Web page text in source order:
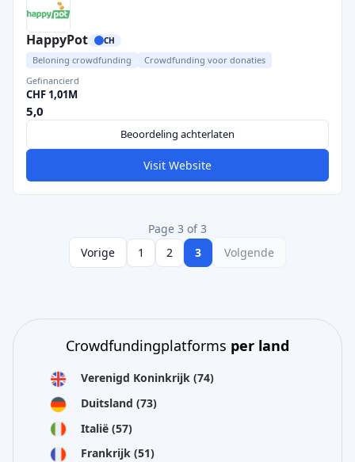
HappyPot CH
Beloning crowdfunding
Crowdfunding voor donaties
Gefinancierd
CHF 1,01M
5,0
Beoordeling achterlaten
Visit Website
Page 3 of 3
Vorige
1 2 3 Volgende
Crowdfundingplatforms per land
Verenigd Koninkrijk (74)
Duitsland (73)
Italië (57)
Frankrijk (51)